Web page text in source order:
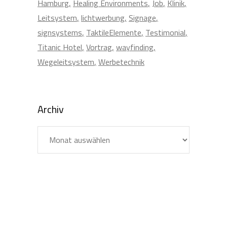
Hamburg Healing Environments Job Klinik
Leitsystem lichtwerbung Signage
signsystems TaktileElemente Testimonial
Titanic Hotel Vortrag wayfinding
Wegeleitsystem Werbetechnik
Archiv